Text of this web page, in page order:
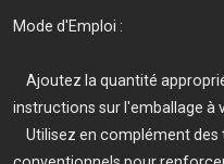
Mode d'Emploi :
Ajoutez la quantité
instructions sur l'emballage à
Utilisez en complément